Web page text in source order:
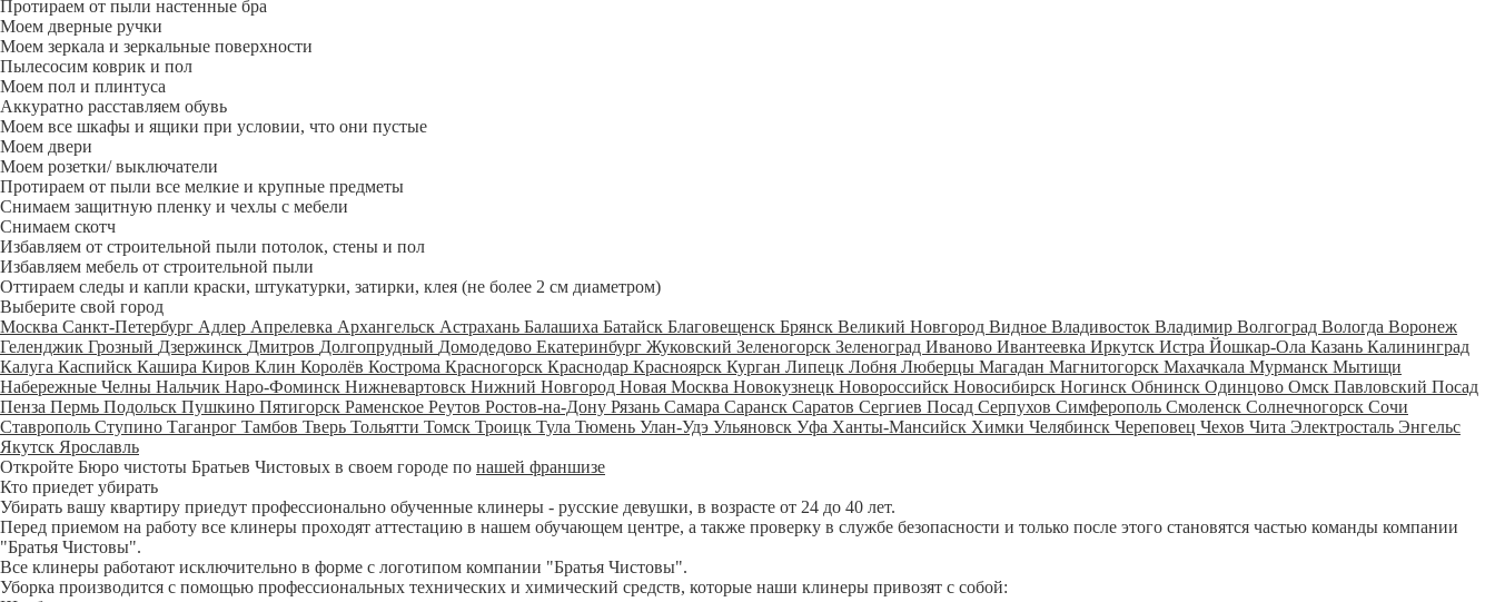
Протираем от пыли настенные бра
Моем дверные ручки
Моем зеркала и зеркальные поверхности
Пылесосим коврик и пол
Моем пол и плинтуса
Аккуратно расставляем обувь
Моем все шкафы и ящики при условии, что они пустые
Моем двери
Моем розетки/ выключатели
Протираем от пыли все мелкие и крупные предметы
Снимаем защитную пленку и чехлы с мебели
Снимаем скотч
Избавляем от строительной пыли потолок, стены и пол
Избавляем мебель от строительной пыли
Оттираем следы и капли краски, штукатурки, затирки, клея (не более 2 см диаметром)
Выберите свой город
Москва Санкт-Петербург Адлер Апрелевка Архангельск Астрахань Балашиха Батайск Благовещенск Брянск Великий Новгород Видное Владивосток Владимир Волгоград Вологда Воронеж
Геленджик Грозный Дзержинск Дмитров Долгопрудный Домодедово Екатеринбург Жуковский Зеленогорск Зеленоград Иваново Ивантеевка Иркутск Истра Йошкар-Ола Казань Калининград
Калуга Каспийск Кашира Киров Клин Королёв Кострома Красногорск Краснодар Красноярск Курган Липецк Лобня Люберцы Магадан Магнитогорск Махачкала Мурманск Мытищи
Набережные Челны Нальчик Наро-Фоминск Нижневартовск Нижний Новгород Новая Москва Новокузнецк Новороссийск Новосибирск Ногинск Обнинск Одинцово Омск Павловский Посад
Пенза Пермь Подольск Пушкино Пятигорск Раменское Реутов Ростов-на-Дону Рязань Самара Саранск Саратов Сергиев Посад Серпухов Симферополь Смоленск Солнечногорск Сочи
Ставрополь Ступино Таганрог Тамбов Тверь Тольятти Томск Троицк Тула Тюмень Улан-Удэ Ульяновск Уфа Ханты-Мансийск Химки Челябинск Череповец Чехов Чита Электросталь Энгельс
Якутск Ярославль
Откройте Бюро чистоты Братьев Чистовых в своем городе по нашей франшизе
Кто приедет убирать
Убирать вашу квартиру приедут профессионально обученные клинеры - русские девушки, в возрасте от 24 до 40 лет.
Перед приемом на работу все клинеры проходят аттестацию в нашем обучающем центре, а также проверку в службе безопасности и только после этого становятся частью команды компании
"Братья Чистовы".
Все клинеры работают исключительно в форме с логотипом компании "Братья Чистовы".
Уборка производится с помощью профессиональных технических и химический средств, которые наши клинеры привозят с собой: